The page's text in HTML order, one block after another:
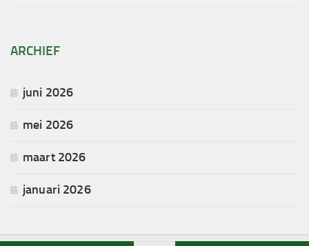
ARCHIEF
juni 2026
mei 2026
maart 2026
januari 2026